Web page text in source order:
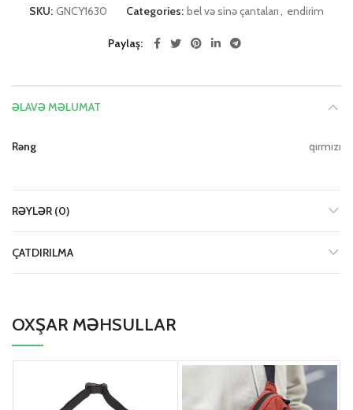
SKU: GNCY1630 Categories: bel və sinə çantaları, endirim
Paylaş
ƏLAVƏ MƏLUMAT
Rəng qırmızı
RƏYLƏR (0)
ÇATDIRILMA
OXŞAR MƏHSULLAR